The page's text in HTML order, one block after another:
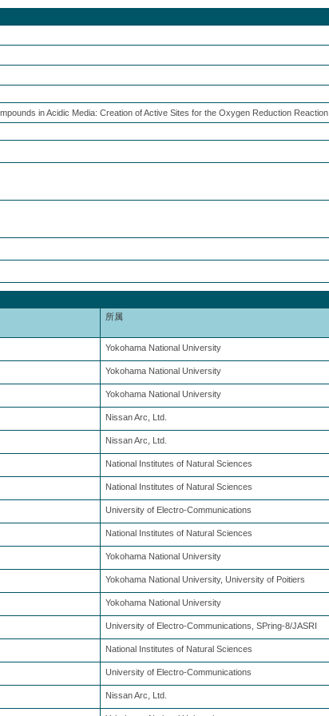
in Acidic Media: Creation of Active Sites for the Oxygen Reduction Reaction
所属
Yokohama National University
Yokohama National University
Yokohama National University
Nissan Arc, Ltd.
Nissan Arc, Ltd.
National Institutes of Natural Sciences
National Institutes of Natural Sciences
University of Electro-Communications
National Institutes of Natural Sciences
Yokohama National University
Yokohama National University, University of Poitiers
Yokohama National University
University of Electro-Communications, SPring-8/JASRI
National Institutes of Natural Sciences
University of Electro-Communications
Nissan Arc, Ltd.